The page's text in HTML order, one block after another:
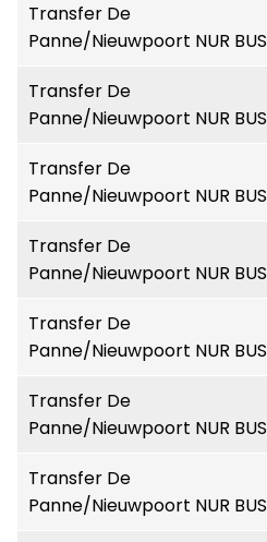
Transfer De
Panne/Nieuwpoort NUR BUS
Transfer De
Panne/Nieuwpoort NUR BUS
Transfer De
Panne/Nieuwpoort NUR BUS
Transfer De
Panne/Nieuwpoort NUR BUS
Transfer De
Panne/Nieuwpoort NUR BUS
Transfer De
Panne/Nieuwpoort NUR BUS
Transfer De
Panne/Nieuwpoort NUR BUS